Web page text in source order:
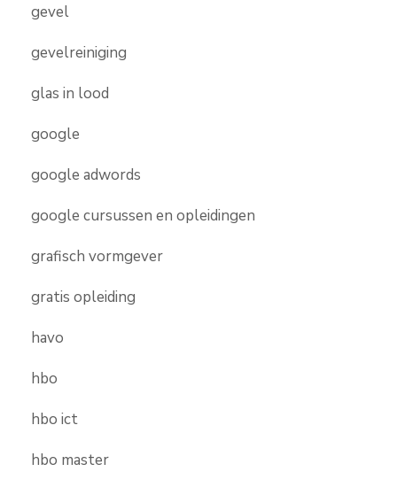
gevel
gevelreiniging
glas in lood
google
google adwords
google cursussen en opleidingen
grafisch vormgever
gratis opleiding
havo
hbo
hbo ict
hbo master